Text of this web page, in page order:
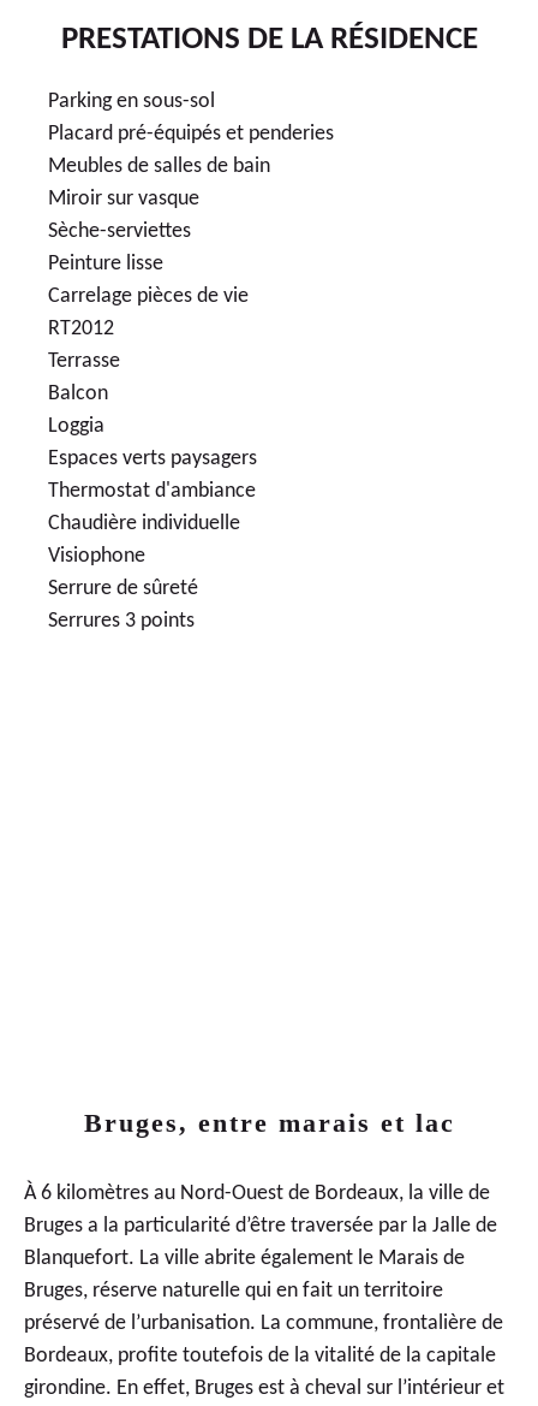
PRESTATIONS DE LA RÉSIDENCE
Parking en sous-sol
Placard pré-équipés et penderies
Meubles de salles de bain
Miroir sur vasque
Sèche-serviettes
Peinture lisse
Carrelage pièces de vie
RT2012
Terrasse
Balcon
Loggia
Espaces verts paysagers
Thermostat d'ambiance
Chaudière individuelle
Visiophone
Serrure de sûreté
Serrures 3 points
Bruges, entre marais et lac
À 6 kilomètres au Nord-Ouest de Bordeaux, la ville de
Bruges a la particularité d’être traversée par la Jalle de
Blanquefort. La ville abrite également le Marais de
Bruges, réserve naturelle qui en fait un territoire
préservé de l’urbanisation. La commune, frontalière de
Bordeaux, profite toutefois de la vitalité de la capitale
girondine. En effet, Bruges est à cheval sur l’intérieur et